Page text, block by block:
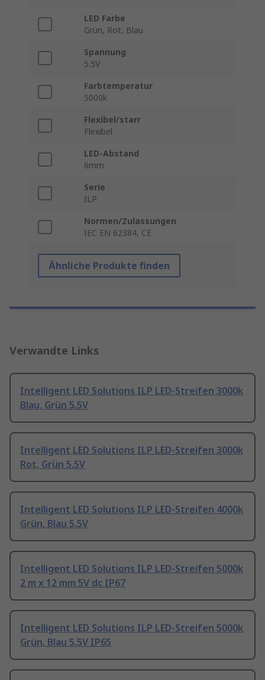
LED Farbe
Grün, Rot, Blau
Spannung
5.5V
Farbtemperatur
5000k
Flexibel/starr
Flexibel
LED-Abstand
6mm
Serie
ILP
Normen/Zulassungen
IEC EN 62384, CE
Ähnliche Produkte finden
Verwandte Links
Intelligent LED Solutions ILP LED-Streifen 3000k
Blau, Grün 5.5V
Intelligent LED Solutions ILP LED-Streifen 3000k
Rot, Grün 5.5V
Intelligent LED Solutions ILP LED-Streifen 4000k
Grün, Blau 5.5V
Intelligent LED Solutions ILP LED-Streifen 5000k
2 m x 12 mm 5V dc IP67
Intelligent LED Solutions ILP LED-Streifen 5000k
Grün, Blau 5.5V IP65